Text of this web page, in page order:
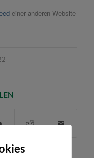
einer anderen Website